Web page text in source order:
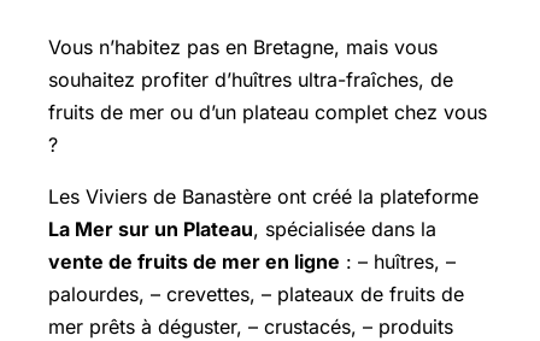
Vous n’habitez pas en Bretagne, mais vous
souhaitez profiter d’huîtres ultra-fraîches, de
fruits de mer ou d’un plateau complet chez vous
?
Les Viviers de Banastère ont créé la plateforme
La Mer sur un Plateau, spécialisée dans la
vente de fruits de mer en ligne : – huîtres, –
palourdes, – crevettes, – plateaux de fruits de
mer prêts à déguster, – crustacés, – produits